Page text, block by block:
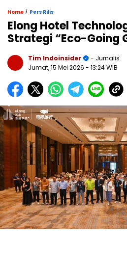
Home / Pers Rilis
Elong Hotel
Strategi “Eco-Going
Tim Indoinsider
- Jurnalis
Jumat, 15 Mei 2026 - 13:24 WIB